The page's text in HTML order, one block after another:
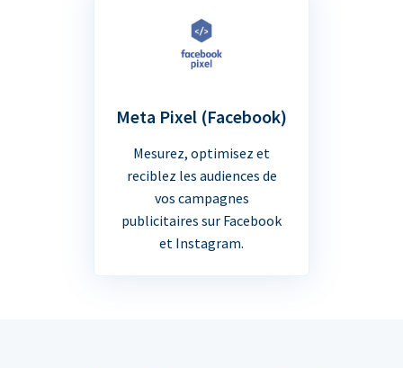
Meta Pixel (Facebook)
Mesurez, optimisez et
reciblez les audiences de
vos campagnes
publicitaires sur Facebook
et Instagram.